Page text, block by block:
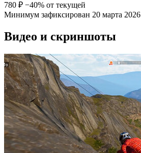
780 ₽ −40% от текущей
Минимум зафиксирован 20 марта 2026
Видео и скриншоты